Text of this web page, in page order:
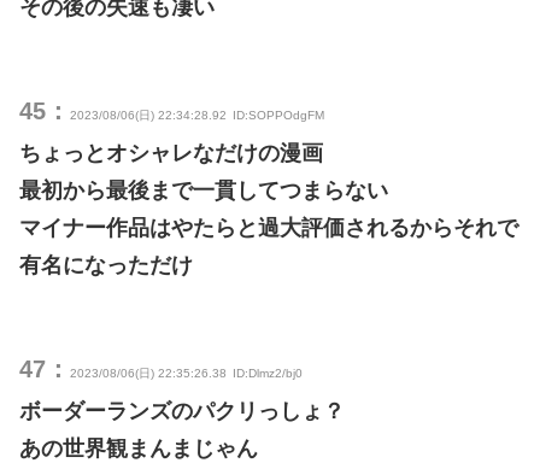
その後の失速も凄い
45： 2023/08/06(日) 22:34:28.92 ID:SOPPOdgFM
ちょっとオシャレなだけの漫画
最初から最後まで一貫してつまらない
マイナー作品はやたらと過大評価されるからそれで
有名になっただけ
47： 2023/08/06(日) 22:35:26.38 ID:Dlmz2/bj0
ボーダーランズのパクリっしょ？
あの世界観まんまじゃん